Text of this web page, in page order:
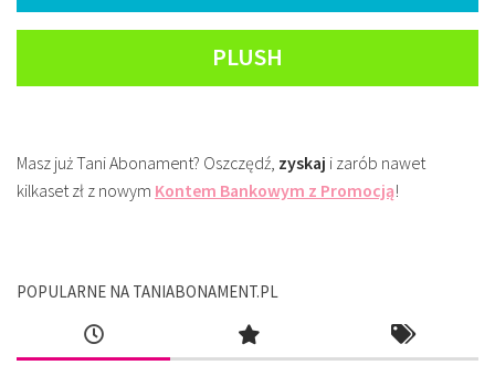
PLUSH
Masz już Tani Abonament? Oszczędź, zyskaj i zarób nawet
kilkaset zł z nowym Kontem Bankowym z Promocją!
POPULARNE NA TANIABONAMENT.PL